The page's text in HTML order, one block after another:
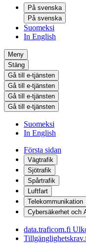
På svenska
På svenska
Suomeksi
In English
Meny
Stäng
Gå till e-tjänsten
Gå till e-tjänsten
Gå till e-tjänsten
Gå till e-tjänsten
Suomeksi
In English
Första sidan
Vägtrafik
Sjötrafik
Spårtrafik
Luftfart
Telekommunikation
Cybersäkerhet och
data.traficom.fi